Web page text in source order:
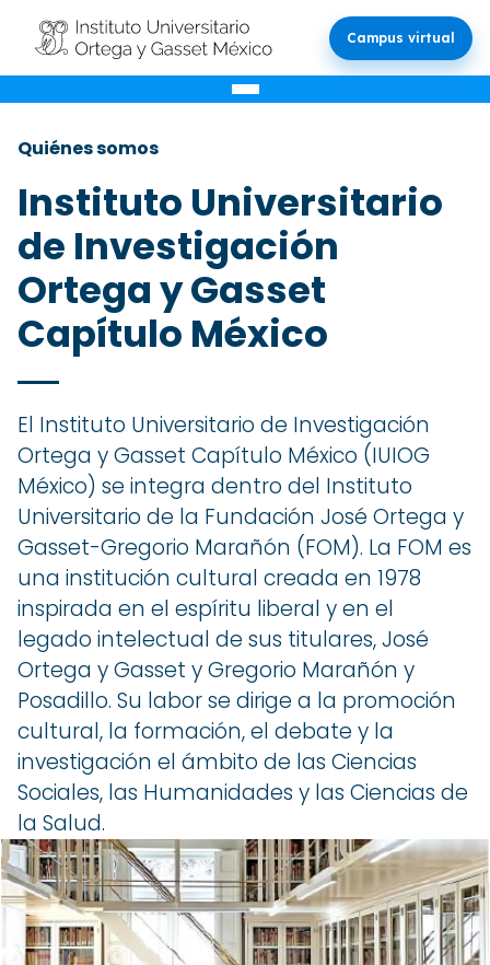
Campus virtual
Quiénes somos
Instituto Universitario
de Investigación
Ortega y Gasset
Capítulo México
El Instituto Universitario de Investigación
Ortega y Gasset Capítulo México (IUIOG
México) se integra dentro del Instituto
Universitario de la Fundación José Ortega y
Gasset-Gregorio Marañón (FOM). La FOM es
una institución cultural creada en 1978
inspirada en el espíritu liberal y en el
legado intelectual de sus titulares, José
Ortega y Gasset y Gregorio Marañón y
Posadillo. Su labor se dirige a la promoción
cultural, la formación, el debate y la
investigación el ámbito de las Ciencias
Sociales, las Humanidades y las Ciencias de
la Salud.